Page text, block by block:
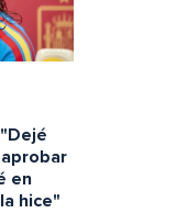
en
hice"